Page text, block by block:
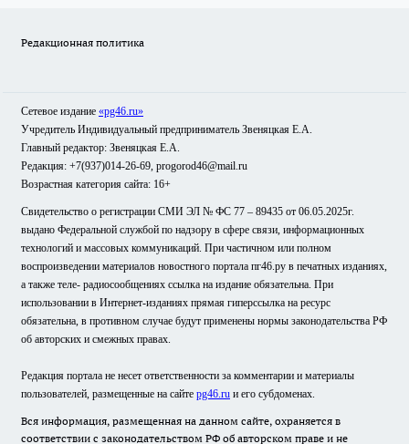
Редакционная политика
Сетевое издание «pg46.ru»
Учредитель Индивидуальный предприниматель Звеняцкая Е.А.
Главный редактор: Звеняцкая Е.А.
Редакция: +7(937)014-26-69, progorod46@mail.ru
Возрастная категория сайта: 16+
Свидетельство о регистрации СМИ ЭЛ № ФС 77 – 89435 от 06.05.2025г.
выдано Федеральной службой по надзору в сфере связи, информационных
технологий и массовых коммуникаций. При частичном или полном
воспроизведении материалов новостного портала пг46.ру в печатных изданиях,
а также теле- радиосообщениях ссылка на издание обязательна. При
использовании в Интернет-изданиях прямая гиперссылка на ресурс
обязательна, в противном случае будут применены нормы законодательства РФ
об авторских и смежных правах.
Редакция портала не несет ответственности за комментарии и материалы
пользователей, размещенные на сайте pg46.ru и его субдоменах.
Вся информация, размещенная на данном сайте, охраняется в
соответствии с законодательством РФ об авторском праве и не